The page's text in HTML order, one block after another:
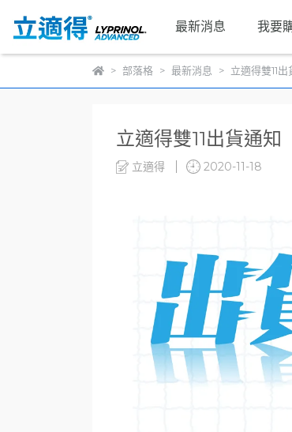
最新消息 我要
部落格 最新消息 立適得雙11出
立適得雙11出貨通知
立適得 2020-11-18